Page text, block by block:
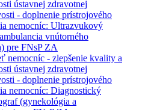
ústavnej zdravotnej
- doplnenie prístrojového
nemocníc: Ultrazvukový
vnútorného
pre FNsP ZA
nemocníc - zlepšenie kvality a
ústavnej zdravotnej
- doplnenie prístrojového
nemocníc: Diagnostický
(gynekológia a